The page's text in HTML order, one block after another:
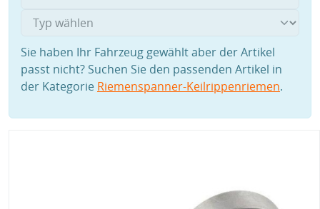
Sie haben Ihr Fahrzeug gewählt aber der Artikel
passt nicht? Suchen Sie den passenden Artikel in
der Kategorie Riemenspanner-Keilrippenriemen.